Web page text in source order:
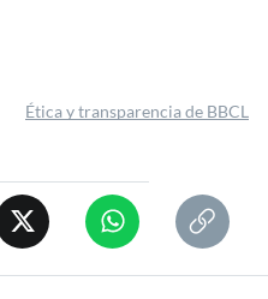
Ética y transparencia de BBCL